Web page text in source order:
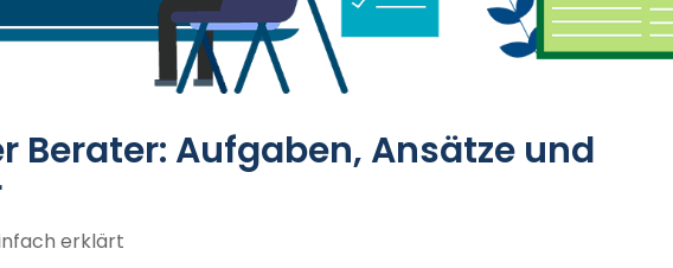
Berater: Aufgaben, Ansätze und
erklärt